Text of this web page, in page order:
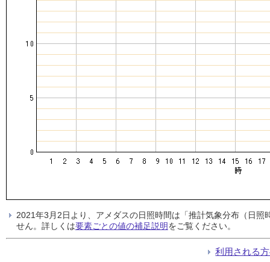
2021年3月2日より、アメダスの日照時間は「推計気象分布（日
せん。詳しくは要素ごとの値の補足説明をご覧ください。
利用される